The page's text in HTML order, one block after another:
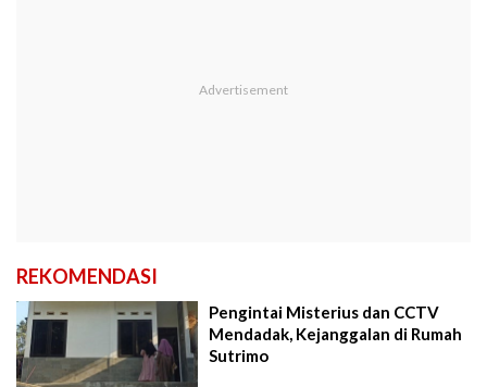
REKOMENDASI
Pengintai Misterius dan CCTV
Mendadak, Kejanggalan di Rumah
Sutrimo